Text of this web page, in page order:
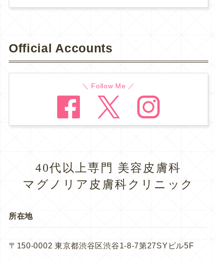
Official Accounts
＼ Follow Me ／
40代以上専門 美容皮膚科
マグノリア皮膚科クリニック
所在地
〒150-0002 東京都渋谷区渋谷1-8-7第27SYビル5F